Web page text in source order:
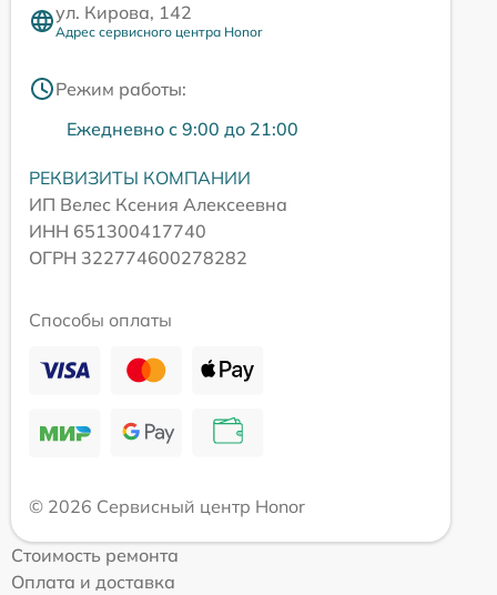
ул. Кирова, 142
Адрес сервисного центра Honor
Режим работы:
Ежедневно с 9:00 до 21:00
РЕКВИЗИТЫ КОМПАНИИ
ИП Велес Ксения Алексеевна
ИНН 651300417740
ОГРН 322774600278282
Способы оплаты
© 2026 Сервисный центр Honor
Стоимость ремонта
Оплата и доставка